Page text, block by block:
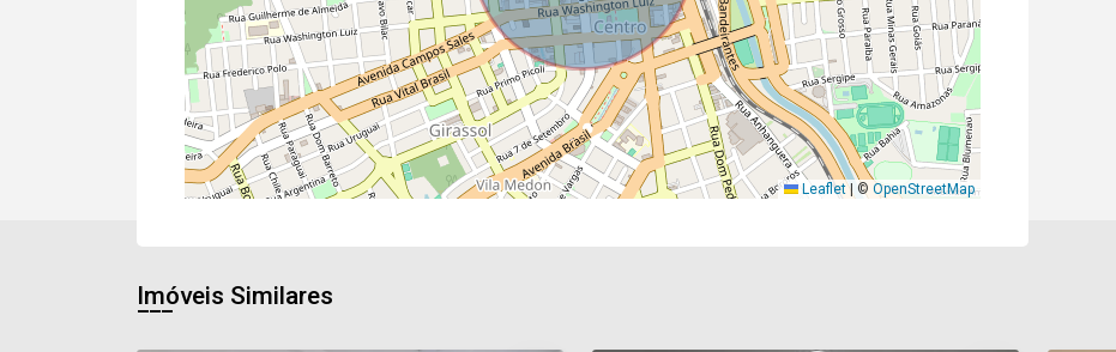
Leaflet | © OpenStreetMap
Imóveis Similares